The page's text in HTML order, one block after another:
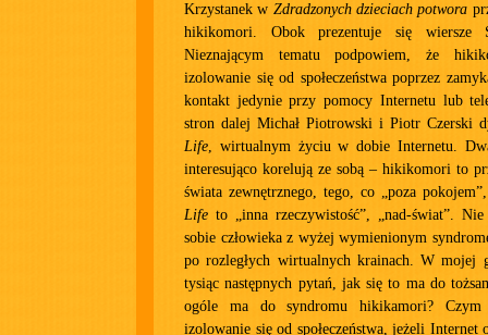
Krzystanek w Zdradzonych dzieciach potwora
hikikomori. Obok prezentuje się wiersze
Nieznającym tematu podpowiem, że
izolowanie się od społeczeństwa poprzez
kontakt jedynie przy pomocy Internetu lub
stron dalej Michał Piotrowski i Piotr Czerski
Life, wirtualnym życiu w dobie Internetu.
interesująco korelują ze sobą – hikikomori to
świata zewnętrznego, tego, co „poza
Life to „inna rzeczywistość”, „nad-świat”.
sobie człowieka z wyżej wymienionym
po rozległych wirtualnych krainach. W mojej
tysiąc następnych pytań, jak się to ma do
ogóle ma do syndromu hikikamori?
izolowanie się od społeczeństwa, jeżeli Internet